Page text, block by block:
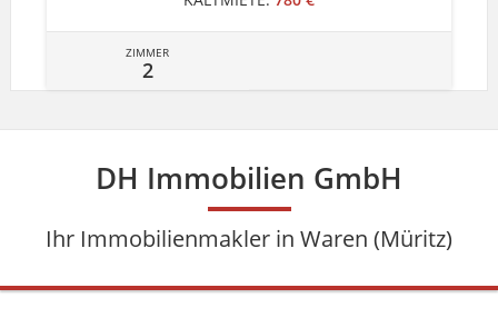
ZIMMER
2
DH Immobilien GmbH
Ihr Immobilienmakler in Waren (Müritz)